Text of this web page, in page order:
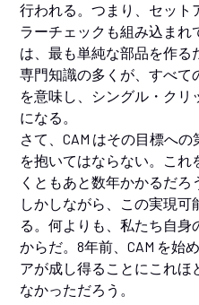
行われる。つまり、セット
ラーチェックも組み込ま
は、最も単純な部品を作る
専門知識の多くが、すべて
を意味し、シングル・クリ
になる。
さて、CAM はその目標へ
を抱いてはならない。こ
くともあと数年かかるだろ
しかしながら、この実現
る。何よりも、私たち自身
からだ。8年前、CAM を始
アが成し得ることにこれほ
なかっただろう。